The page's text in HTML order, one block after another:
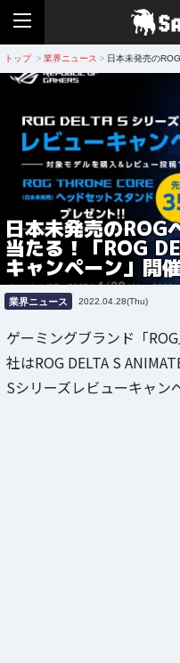
トップ > 業界ニュース > 日本未発売の
日本未発売のROG
当たる！「ROG
キャンペーン」開
業界ニュース 2022.04.28(Thu)
ゲーミングブランド「
社はROG DELTA S
Sシリーズレビューキャン